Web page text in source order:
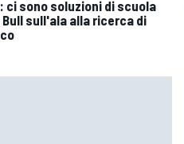
ci sono soluzioni di scuola
Bull sull'ala alla ricerca di